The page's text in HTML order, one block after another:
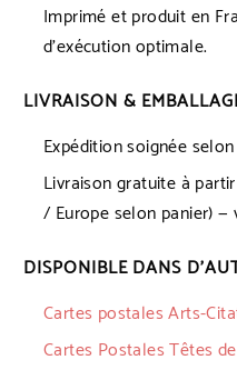
Imprimé et produit en
d’exécution optimale.
LIVRAISON &
Expédition soignée
Livraison gratuite à
/ Europe selon panier) —
DISPONIBLE DANS
Cartes postales Arts-
Cartes Postales Têtes